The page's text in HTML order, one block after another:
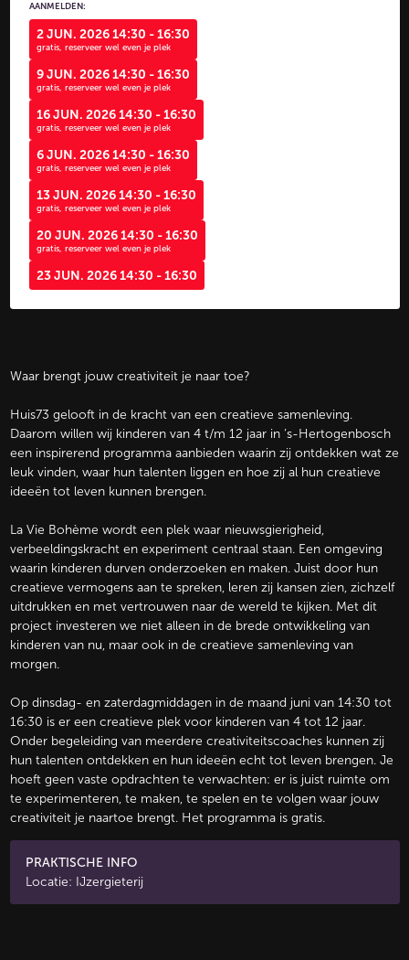
Waar brengt jouw creativiteit je naar toe?
Huis73 gelooft in de kracht van een creatieve samenleving.
Daarom willen wij kinderen van 4 t/m 12 jaar in ’s-Hertogenbosch
een inspirerend programma aanbieden waarin zij ontdekken wat ze
leuk vinden, waar hun talenten liggen en hoe zij al hun creatieve
ideeën tot leven kunnen brengen.
La Vie Bohème wordt een plek waar nieuwsgierigheid,
verbeeldingskracht en experiment centraal staan. Een omgeving
waarin kinderen durven onderzoeken en maken. Juist door hun
creatieve vermogens aan te spreken, leren zij kansen zien, zichzelf
uitdrukken en met vertrouwen naar de wereld te kijken. Met dit
project investeren we niet alleen in de brede ontwikkeling van
kinderen van nu, maar ook in de creatieve samenleving van
morgen.
Op dinsdag- en zaterdagmiddagen in de maand juni van 14:30 tot
16:30 is er een creatieve plek voor kinderen van 4 tot 12 jaar.
Onder begeleiding van meerdere creativiteitscoaches kunnen zij
hun talenten ontdekken en hun ideeën echt tot leven brengen. Je
hoeft geen vaste opdrachten te verwachten: er is juist ruimte om
te experimenteren, te maken, te spelen en te volgen waar jouw
creativiteit je naartoe brengt. Het programma is gratis.
PRAKTISCHE INFO
Locatie: IJzergieterij
AANMELDEN:
2 JUN. 2026 14:30 - 16:30
gratis, reserveer wel even je plek
9 JUN. 2026 14:30 - 16:30
gratis, reserveer wel even je plek
16 JUN. 2026 14:30 - 16:30
gratis, reserveer wel even je plek
6 JUN. 2026 14:30 - 16:30
gratis, reserveer wel even je plek
13 JUN. 2026 14:30 - 16:30
gratis, reserveer wel even je plek
20 JUN. 2026 14:30 - 16:30
gratis, reserveer wel even je plek
23 JUN. 2026 14:30 - 16:30